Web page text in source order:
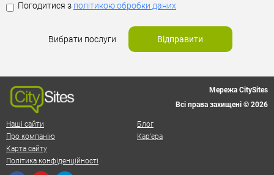
Погодитися з політикою обробки даних
Вибрати послуги Відправити
Мережа CitySites
Всі права захищені © 2026
Наші сайти
Блог
Про компанію
Кар'єра
Карта сайту
Політика конфіденційності